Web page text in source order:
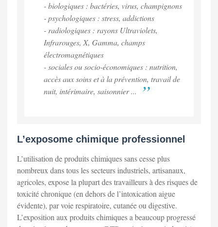
- biologiques : bactéries, virus, champignons
- psychologiques : stress, addictions
- radiologiques : rayons Ultraviolets,
Infrarouges, X, Gamma, champs
électromagnétiques
- sociales ou socio-économiques : nutrition,
accès aux soins et à la prévention, travail de
nuit, intérimaire, saisonnier ...
L’exposome chimique professionnel
L’utilisation de produits chimiques sans cesse plus
nombreux dans tous les secteurs industriels, artisanaux,
agricoles, expose la plupart des travailleurs à des risques de
toxicité chronique (en dehors de l’intoxication aigue
évidente), par voie respiratoire, cutanée ou digestive.
L’exposition aux produits chimiques a beaucoup progressé